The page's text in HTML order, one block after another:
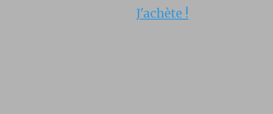
J'achète !